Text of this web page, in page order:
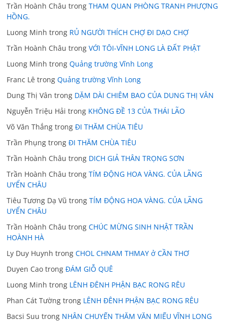
Trần Hoành Châu trongTHAM QUAN PHÒNG TRANH PHƯỢNG
HỒNG.
Luong Minh trong RỦ NGƯỜI THÍCH CHỢ ĐI DẠO CHỢ
Trần Hoành Châu trongVỚI TÔI-VĨNH LONG LÀ ĐẤT PHẬT
Luong Minh trongQuảng trường Vĩnh Long
Franc Lê trongQuảng trường Vĩnh Long
Dung Thị Vân trong DẶM DÀI CHIÊM BAO CỦA DUNG THỊ VÂN
Nguyễn Triệu Hải trong KHÔNG ĐỀ 13 CỦA THÁI LÃO
Võ Văn Thắng trongĐI THĂM CHÙA TIÊU
Trần Phụng trongĐI THĂM CHÙA TIÊU
Trần Hoành Châu trong DICH GIẢ THÂN TRỌNG SƠN
Trần Hoành Châu trongTÍM ĐỘNG HOA VÀNG. CỦA LÃNG
UYỂN CHÂU
Tiêu Tương Dạ Vũ trongTÍM ĐỘNG HOA VÀNG. CỦA LÃNG
UYỂN CHÂU
Trần Hoành Châu trongCHÚC MỪNG SINH NHẬT TRẦN
HOÀNH HÀ
Ly Duy Huynh trongCHOL CHNAM THMAY ở CẦN THƠ
Duyen Cao trongĐÁM GIỖ QUÊ
Luong Minh trong LÊNH ĐÊNH PHẬN BẠC RONG RÊU
Phan Cát Tường trong LÊNH ĐÊNH PHẬN BẠC RONG RÊU
Bacsi Suu trong NHÂN CHUYẾN THĂM VĂN MIẾU VĨNH LONG